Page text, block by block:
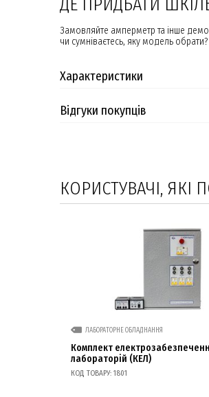
ДЕ ПРИДБАТИ
Замовляйте амперметр та інше
чи сумніваєтесь, яку модель
Характеристики
Відгуки покупців
КОРИСТУВАЧІ,
ЛАБОРАТОРНЕ ОБЛАДНАННЯ
Комплект
лабораторій (КЕЛ)
КОД ТОВАРУ: 1801